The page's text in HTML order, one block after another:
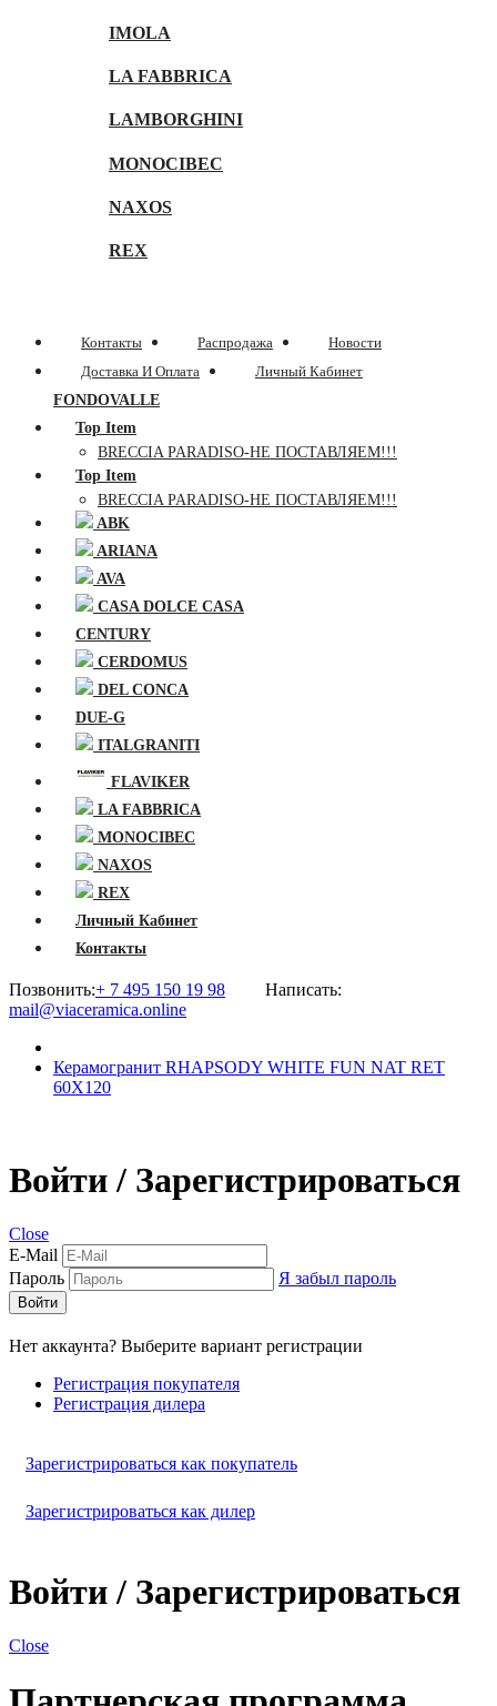
IMOLA
LA FABBRICA
LAMBORGHINI
MONOCIBEC
NAXOS
REX
Контакты Распродажа
Новости
Доставка И Оплата
Личный Кабинет
FONDOVALLE
Top Item
BRECCIA PARADISO-НЕ ПОСТАВЛЯЕМ!!!
Top Item
BRECCIA PARADISO-НЕ ПОСТАВЛЯЕМ!!!
ABK
ARIANA
AVA
CASA DOLCE CASA
CENTURY
CERDOMUS
DEL CONCA
DUE-G
ITALGRANITI
FLAVIKER
LA FABBRICA
MONOCIBEC
NAXOS
REX
Личный Кабинет
Контакты
Позвонить:+ 7 495 150 19 98 Написать:
mail@viaceramica.online
Керамогранит RHAPSODY WHITE FUN NAT RET
60X120
Войти / Зарегистрироваться
Close
E-Mail
Пароль
Я забыл пароль
Войти
Нет аккаунта? Выберите вариант регистрации
Регистрация покупателя
Регистрация дилера
Зарегистрироваться как покупатель
Зарегистрироваться как дилер
Войти / Зарегистрироваться
Close